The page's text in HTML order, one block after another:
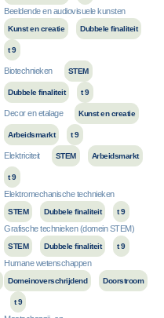
Beeldende en audiovisuele kunsten
Kunst en creatie Dubbele finaliteit
t 9
Biotechnieken STEM
Dubbele finaliteit t 9
Decor en etalage Kunst en creatie
Arbeidsmarkt t 9
Elektriciteit STEM Arbeidsmarkt
t 9
Elektromechanische technieken
STEM Dubbele finaliteit t 9
Grafische technieken (domein STEM)
STEM Dubbele finaliteit t 9
Humane wetenschappen
Domeinoverschrijdend Doorstroom
t 9